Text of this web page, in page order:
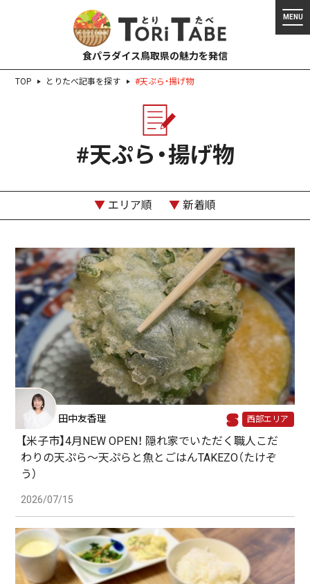
食パラダイス鳥取県の魅力を発信
TOP とりたべ記事を探す #天ぷら・揚げ物
#天ぷら・揚げ物
▼ エリア順 ▼ 新着順
田中友香理 西部エリア
【米子市】4月NEW OPEN！ 隠れ家でいただく職人こだ
わりの天ぷら～天ぷらと魚とごはんTAKEZO（たけぞ
う）
2026/07/15